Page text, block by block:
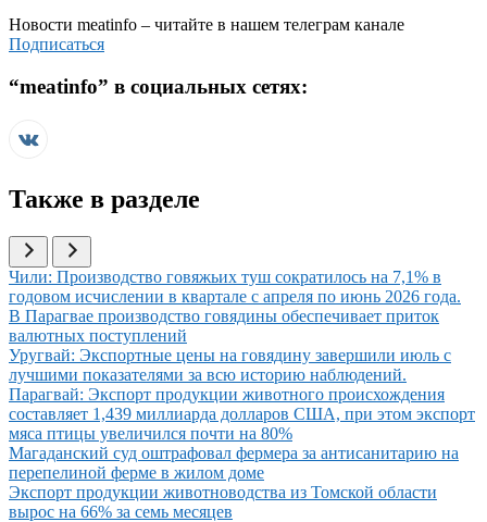
Новости meatinfo – читайте в нашем телеграм канале
Подписаться
“meatinfo” в социальных сетях:
Также в разделе
Иллюстрация новости
Чили: Производство говяжьих туш сократилось на 7,1% в
годовом исчислении в квартале с апреля по июнь 2026 года.
Иллюстрация новости
В Парагвае производство говядины обеспечивает приток
валютных поступлений
Иллюстрация новости
Уругвай: Экспортные цены на говядину завершили июль с
лучшими показателями за всю историю наблюдений.
Иллюстрация новости
Парагвай: Экспорт продукции животного происхождения
составляет 1,439 миллиарда долларов США, при этом экспорт
мяса птицы увеличился почти на 80%
Иллюстрация новости
Магаданский суд оштрафовал фермера за антисанитарию на
перепелиной ферме в жилом доме
Иллюстрация новости
Экспорт продукции животноводства из Томской области
вырос на 66% за семь месяцев